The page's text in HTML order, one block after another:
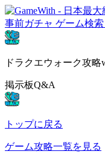
事前ガチャ ゲーム検索
ドラクエウォーク攻
掲示板Q&A
トップに戻る
ゲーム攻略一覧を見る